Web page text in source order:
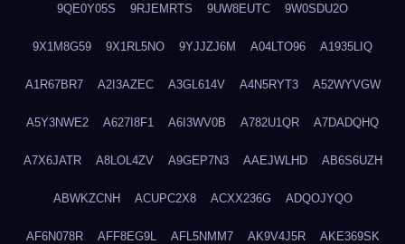
9QE0Y05S 9RJEMRTS 9UW8EUTC 9W0SDU2O
9X1M8G59 9X1RL5NO 9YJJZJ6M A04LTO96 A1935LIQ
A1R67BR7 A2I3AZEC A3GL614V A4N5RYT3 A52WYVGW
A5Y3NWE2 A627I8F1 A6I3WV0B A782U1QR A7DADQHQ
A7X6JATR A8LOL4ZV A9GEP7N3 AAEJWLHD AB6S6UZH
ABWKZCNH ACUPC2X8 ACXX236G ADQOJYQO
AF6N078R AFF8EG9L AFL5NMM7 AK9V4J5R AKE369SK